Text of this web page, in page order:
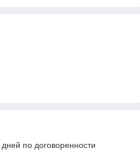
по договоренности